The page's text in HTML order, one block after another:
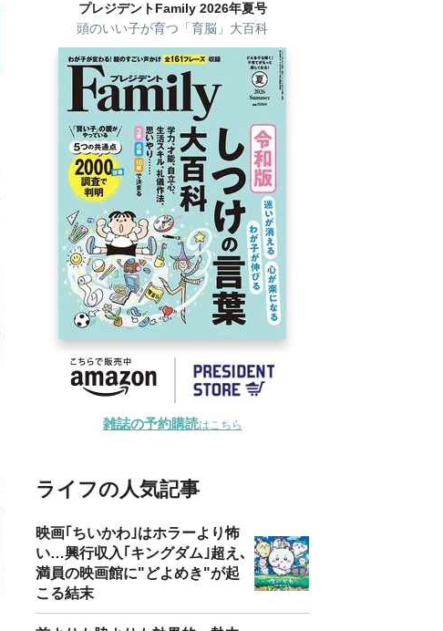
プレジデントFamily 2026年夏号
頭のいい子が育つ「育脳」大百科
雑誌の予約購読はこちら
ライフの人気記事
映画｢ちいかわ｣はホラーより怖
い…興行収入｢キングダム｣超え､
満員の映画館に"どよめき"が起
こる結末